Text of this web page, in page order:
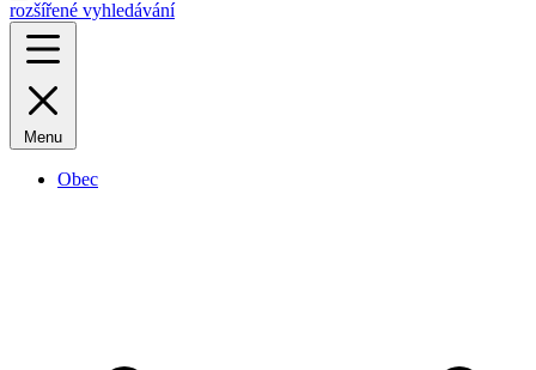
rozšířené vyhledávání
Menu
Obec